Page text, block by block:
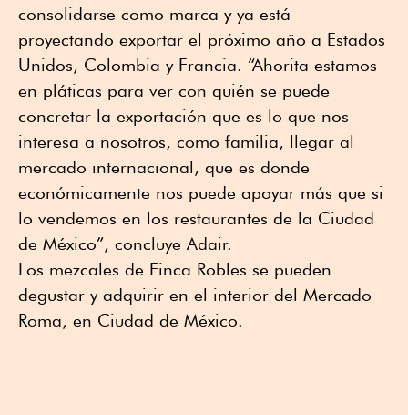
consolidarse como marca y ya está
proyectando exportar el próximo año a Estados
Unidos, Colombia y Francia. “Ahorita estamos
en pláticas para ver con quién se puede
concretar la exportación que es lo que nos
interesa a nosotros, como familia, llegar al
mercado internacional, que es donde
económicamente nos puede apoyar más que si
lo vendemos en los restaurantes de la Ciudad
de México”, concluye Adair.
Los mezcales de Finca Robles se pueden
degustar y adquirir en el interior del Mercado
Roma, en Ciudad de México.